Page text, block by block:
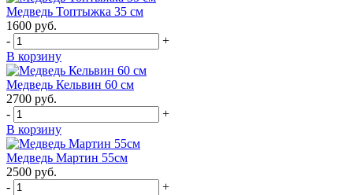
Медведь Топтыжка 35 см
1600 руб.
-
+
В корзину
Медведь Кельвин 60 см
2700 руб.
-
+
В корзину
Медведь Мартин 55см
2500 руб.
-
+